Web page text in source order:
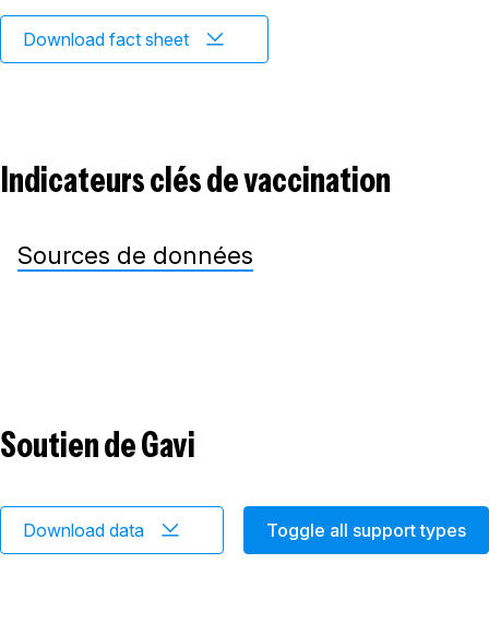
Download fact sheet
Indicateurs clés de vaccination
Sources de données
Soutien de Gavi
Toggle all support types
Download data